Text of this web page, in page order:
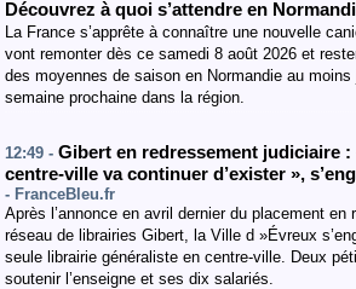
Découvrez à quoi s’attendre en
La France s’apprête à connaître une nouvelle
vont remonter dès ce samedi 8 août 2026 et
des moyennes de saison en Normandie au moins
semaine prochaine dans la région.
12:49 - Gibert en redressement judiciaire :
centre-ville va continuer d’exister »,
- FranceBleu.fr
Après l’annonce en avril dernier du placement en
réseau de librairies Gibert, la Ville d »Évreux
seule librairie généraliste en centre-ville. Deux
soutenir l’enseigne et ses dix salariés.